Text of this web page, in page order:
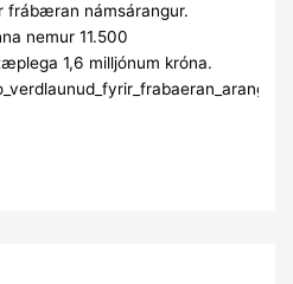
frábæran námsárangur.
nemur 11.500
1,6 milljónum króna.